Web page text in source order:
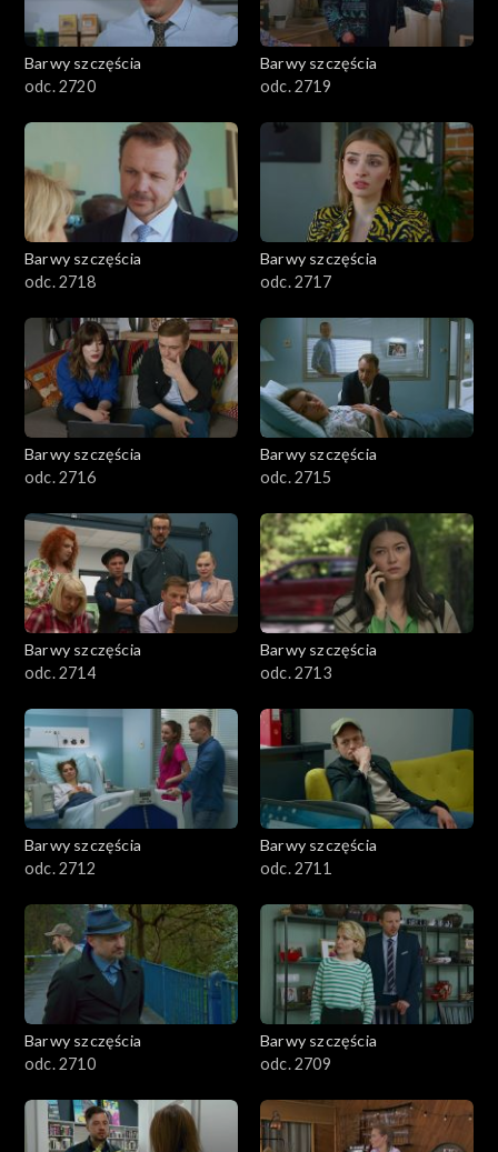
Barwy szczęścia
odc. 2720
Barwy szczęścia
odc. 2719
Barwy szczęścia
odc. 2718
Barwy szczęścia
odc. 2717
Barwy szczęścia
odc. 2716
Barwy szczęścia
odc. 2715
Barwy szczęścia
odc. 2714
Barwy szczęścia
odc. 2713
Barwy szczęścia
odc. 2712
Barwy szczęścia
odc. 2711
Barwy szczęścia
odc. 2710
Barwy szczęścia
odc. 2709